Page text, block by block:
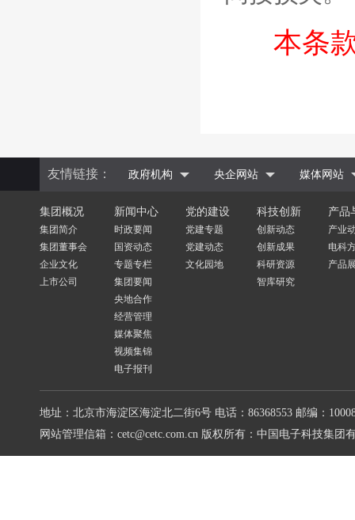
本条
友情链接： 政府机构 央企网站 媒体网站
集团概况
集团简介
集团董事会
企业文化
上市公司
新闻中心
时政要闻
国资动态
专题专栏
集团要闻
央地合作
经营管理
媒体聚焦
视频集锦
电子报刊
党的建设
党建专题
党建动态
文化园地
科技创新
创新动态
创新成果
科研资源
智库研究
产品
产业
电科
产品
地址：北京市海淀区海淀北二街6号 电话：86368553 邮编：
网站管理信箱：cetc@cetc.com.cn 版权所有：中国电子科技集团